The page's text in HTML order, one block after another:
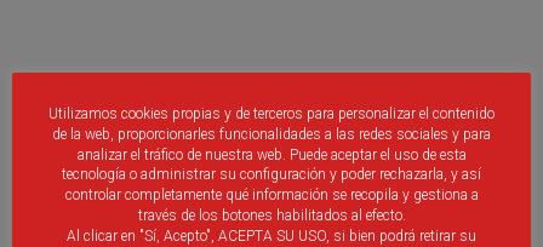
Utilizamos cookies propias y de terceros para personalizar el contenido
de la web, proporcionarles funcionalidades a las redes sociales y para
analizar el tráfico de nuestra web. Puede aceptar el uso de esta
tecnología o administrar su configuración y poder rechazarla, y así
controlar completamente qué información se recopila y gestiona a
través de los botones habilitados al efecto.
Al clicar en "Sí, Acepto", ACEPTA SU USO, si bien podrá retirar su